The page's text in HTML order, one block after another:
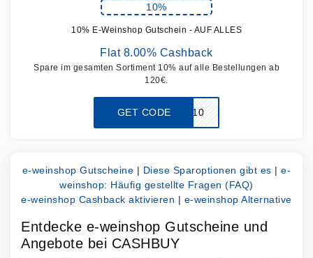
10%
10% E-Weinshop Gutschein - AUF ALLES
Flat 8.00% Cashback
Spare im gesamten Sortiment 10% auf alle Bestellungen ab
120€.
GET CODE
springDiscount10
e-weinshop Gutscheine | Diese Sparoptionen gibt es |e-
weinshop: Häufig gestellte Fragen (FAQ)
e-weinshop Cashback aktivieren | e-weinshop Alternative
Entdecke e-weinshop Gutscheine und
Angebote bei CASHBUY